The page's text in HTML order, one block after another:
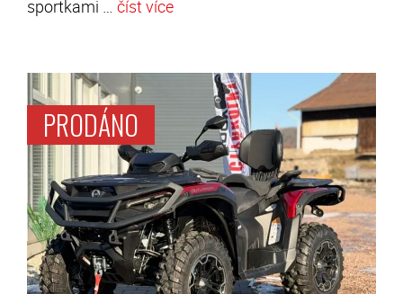
sportkami … číst více